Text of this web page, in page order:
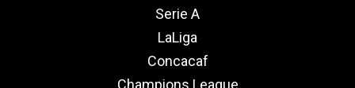
Serie A
LaLiga
Concacaf
Champions League